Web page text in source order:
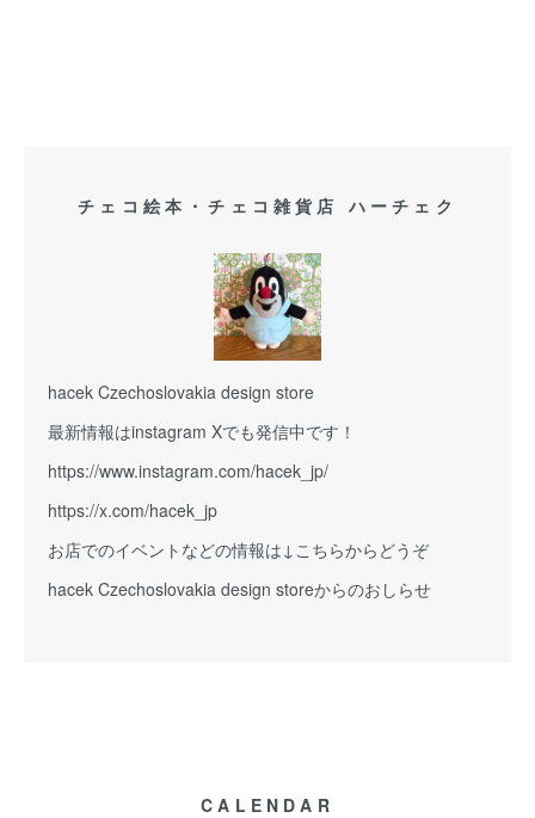
チェコ絵本・チェコ雑貨店 ハーチェク
hacek Czechoslovakia design store
最新情報はinstagram Xでも発信中です！
https://www.instagram.com/hacek_jp/
https://x.com/hacek_jp
お店でのイベントなどの情報は↓こちらからどうぞ
hacek Czechoslovakia design storeからのおしらせ
CALENDAR